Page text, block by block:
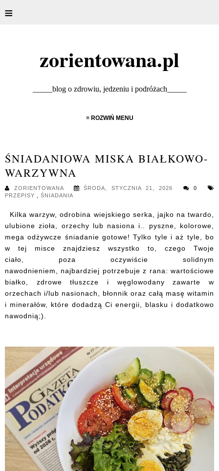
≡
zorientowana.pl
_____blog o zdrowiu, jedzeniu i podróżach_____
≡ ROZWIŃ MENU
ŚNIADANIOWA MISKA BIAŁKOWO-
WARZYWNA
ZORIENTOWANA ŚRODA, STYCZNIA 21, 2026
0
PRZEPISY
ŚNIADANIA
Kilka warzyw, odrobina wiejskiego serka, jajko na twardo,
ulubione zioła, orzechy lub nasiona i.. pyszne, kolorowe,
mega odżywcze śniadanie gotowe! Tylko tyle i aż tyle, bo
w tej misce znajdziesz wszystko to, czego Twoje
ciało, poza oczywiście solidnym
nawodnieniem, najbardziej potrzebuje z rana: wartościowe
białko, zdrowe tłuszcze i węglowodany zawarte w
orzechach i/lub nasionach, błonnik oraz całą masę witamin
i minerałów, które dodadzą Ci energii, blasku i dodatkowo
nawodnią;).